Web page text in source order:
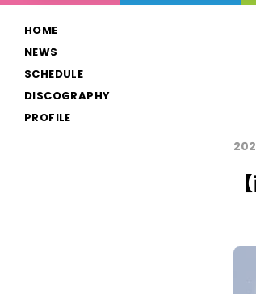
Skip
content
HOME
NEWS
SCHEDULE
DISCOGRAPHY
PROFILE